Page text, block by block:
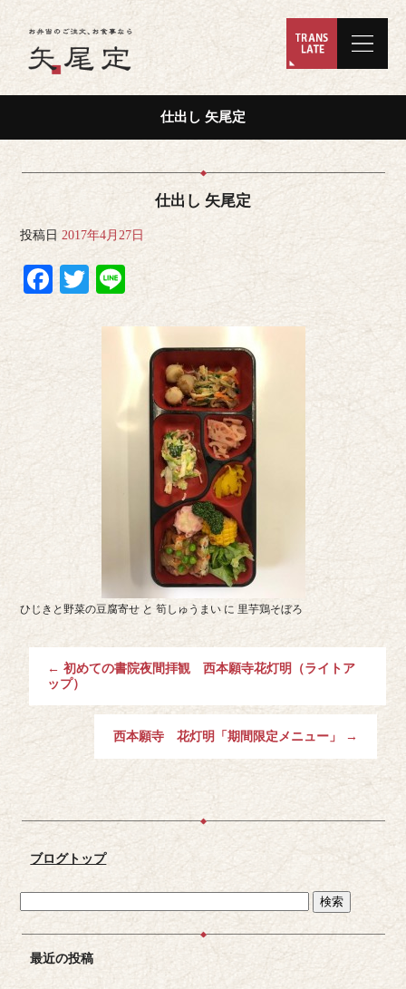
仕出し 矢尾定
仕出し 矢尾定
投稿日 2017年4月27日
Facebook
TwitterLine
ひじきと野菜の豆腐寄せ と 筍しゅうまい に 里芋鶏そぼろ
← 初めての書院夜間拝観 西本願寺花灯明（ライトア
ップ）
西本願寺 花灯明「期間限定メニュー」 →
ブログトップ
最近の投稿